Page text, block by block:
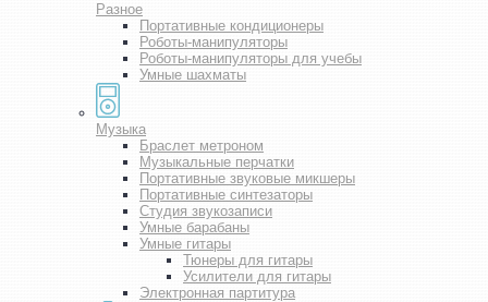
Разное
Портативные кондиционеры
Роботы-манипуляторы
Роботы-манипуляторы для учебы
Умные шахматы
Музыка
Браслет метроном
Музыкальные перчатки
Портативные звуковые микшеры
Портативные синтезаторы
Студия звукозаписи
Умные барабаны
Умные гитары
Тюнеры для гитары
Усилители для гитары
Электронная партитура